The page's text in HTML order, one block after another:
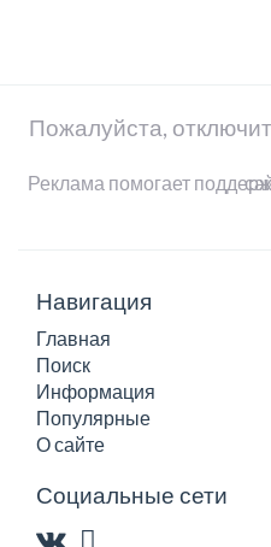
Пожалуйста,
Реклама помогает
Навигация
Главная
Поиск
Информация
Популярные
О сайте
Социальные сети